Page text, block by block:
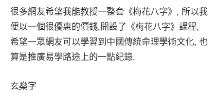
很多網友希望我能教授一整套《梅花八字》, 所以我
便以一個很優惠的價錢,開設了《梅花八字》課程,
希望一眾網友可以學習到中國傳統命理學術文化, 也
算是推廣易學路途上的一點紀錄.
玄燊字